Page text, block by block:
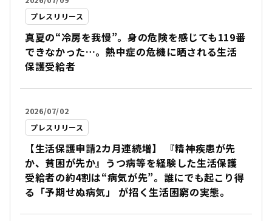
プレスリリース
真夏の“冷房を我慢”。身の危険を感じても119番
できなかった…。熱中症の危機に晒される生活
保護受給者
2026/07/02
プレスリリース
【生活保護申請2カ月連続増】 『精神疾患が先
か、貧困が先か』うつ病等を経験した生活保護
受給者の約4割は“病気が先”。誰にでも起こり得
る「予期せぬ病気」 が招く生活困窮の実態。